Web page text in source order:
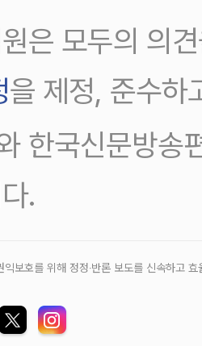
은 모두의 의
을 제정, 준수하
한국신문방송
.
보호를 위해 정정‧반론 보도를 신속하고